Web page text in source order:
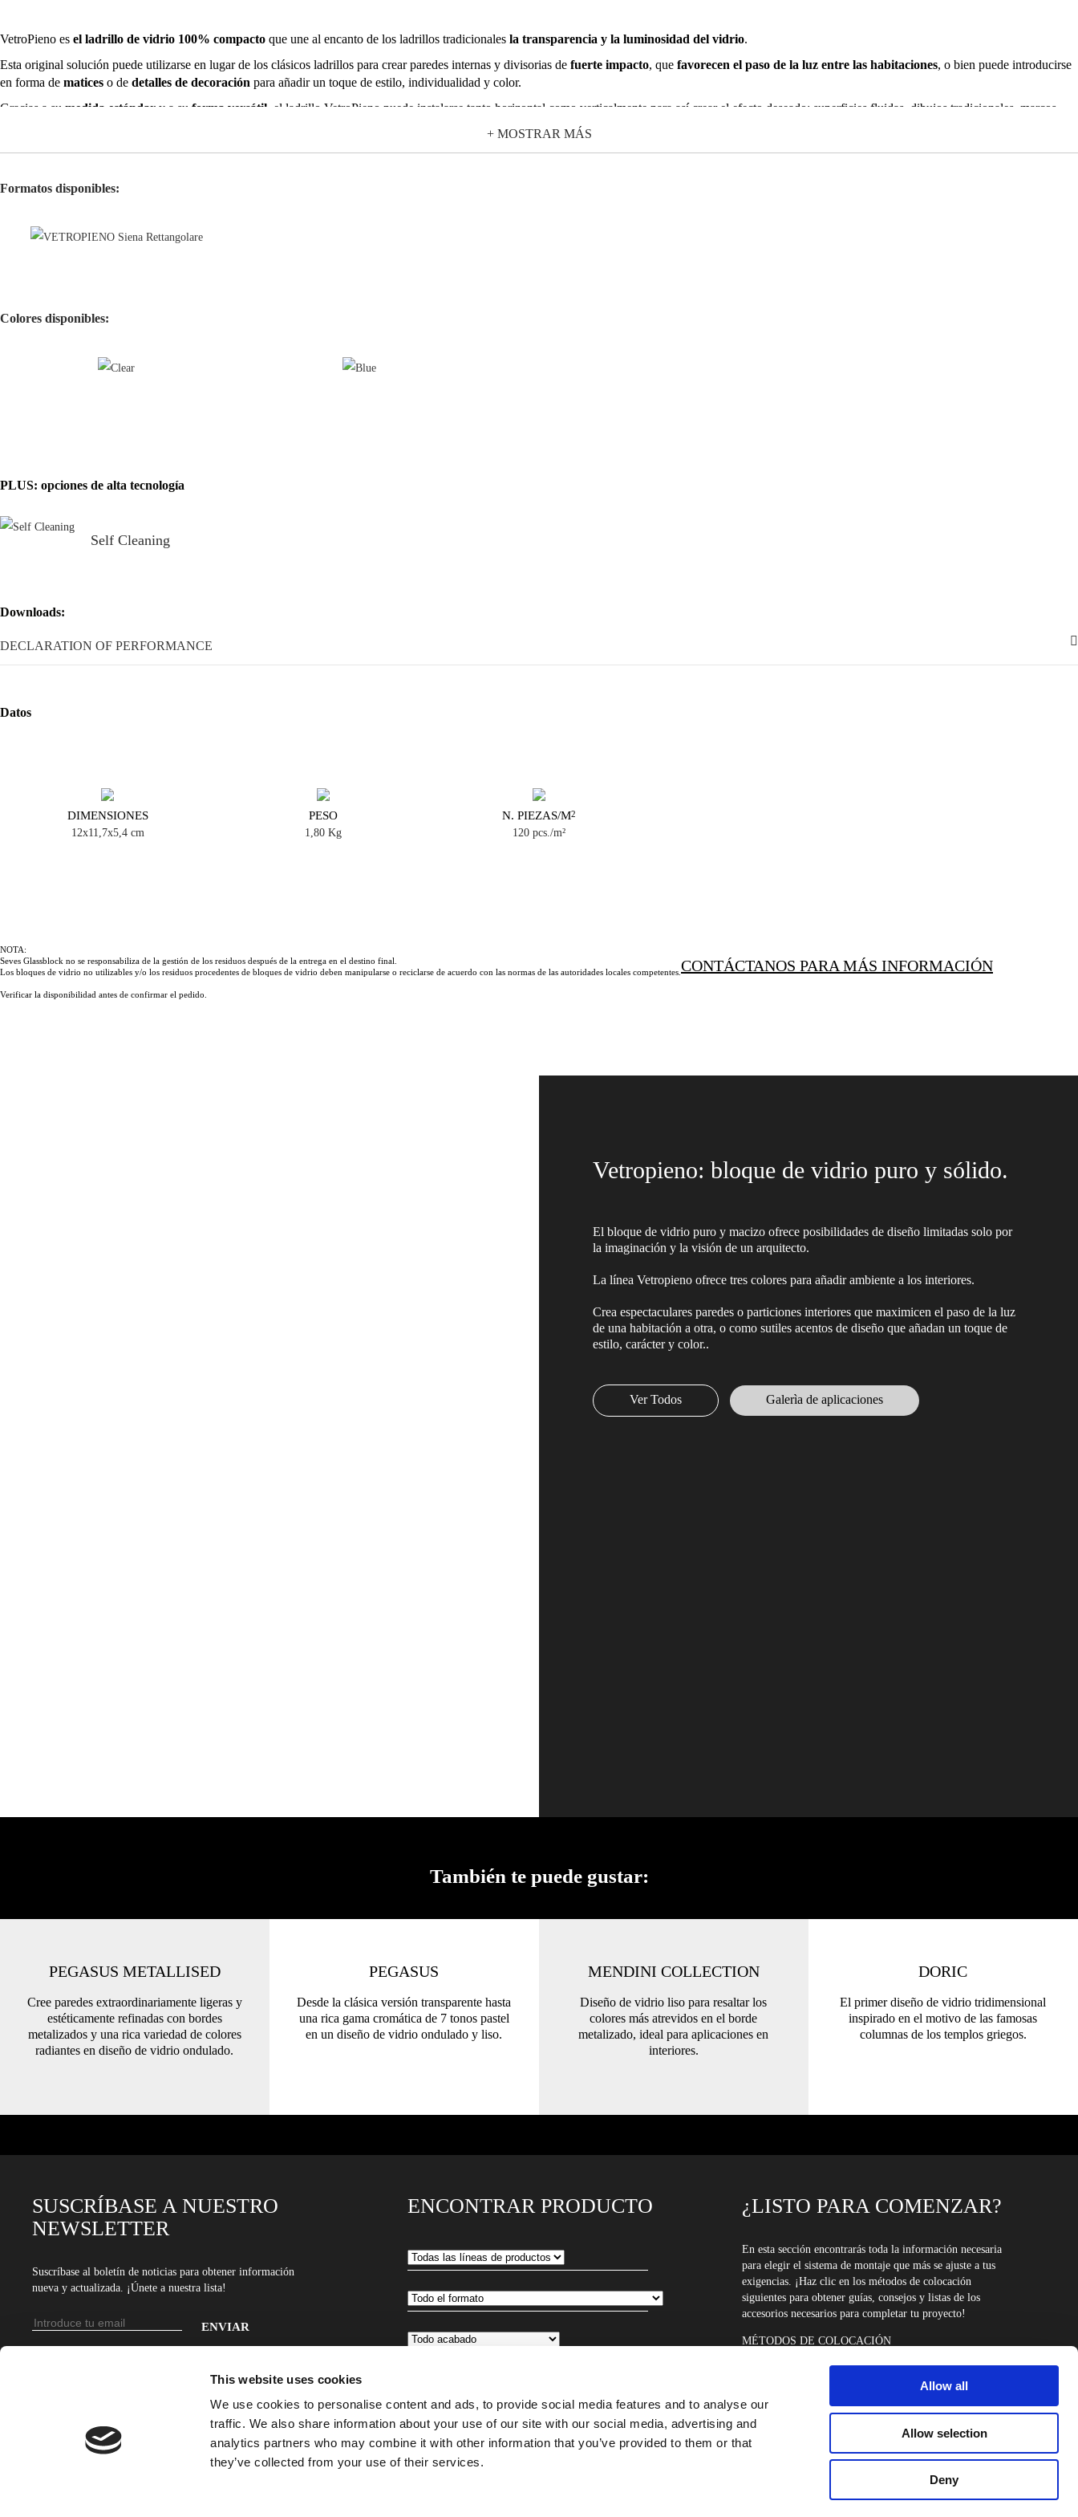
This website uses cookies
We use cookies to personalise content and ads, to provide social media features and to analyse our
traffic. We also share information about your use of our site with our social media, advertising and
analytics partners who may combine it with other information that you’ve provided to them or that
they’ve collected from your use of their services.
Allow all
Allow selection
Deny
VetroPieno es el ladrillo de vidrio 100% compacto que une al encanto de los ladrillos tradicionales la transparencia y la luminosidad del vidrio.
Esta original solución puede utilizarse en lugar de los clásicos ladrillos para crear paredes internas y divisorias de fuerte impacto, que favorecen el paso de la luz entre las habitaciones, o bien puede introducirse
en forma de matices o de detalles de decoración para añadir un toque de estilo, individualidad y color.
Gracias a su medida estándar y a su forma versátil , el ladrillo VetroPieno puede instalarse tanto horizontal como verticalmente para así crear el efecto deseado: superficies fluidas, dibujos tradicionales, marcos
Con respecto al clásico ladrillo de vidrio, VetroPieno es más pequeño en altura y anchura, y permite obtenerestructuras de vidrio más finas, queoptimizan el espacio de las habitacionesy añaden profundidad a
VetroPieno está disponible en 2 colores (siena y azul) y en la versión neutra.
+ MOSTRAR MÁS
Formatos disponibles:
Colores disponibles:
PLUS: opciones de alta tecnología
Self Cleaning
Downloads:
DECLARATION OF PERFORMANCE
Datos
DIMENSIONES
12x11,7x5,4 cm
PESO
1,80 Kg
N. PIEZAS/M2
120 pcs./m²
NOTA:
Seves Glassblock no se responsabiliza de la gestión de los residuos después de la entrega en el destino final.
Los bloques de vidrio no utilizables y/o los residuos procedentes de bloques de vidrio deben manipularse o reciclarse de acuerdo con las normas de las autoridades locales competentes.
Verificar la disponibilidad antes de confirmar el pedido.
CONTÁCTANOS PARA MÁS INFORMACIÓN
Vetropieno: bloque de vidrio puro y sólido.
El bloque de vidrio puro y macizo ofrece posibilidades de diseño limitadas solo por
la imaginación y la visión de un arquitecto.
La línea Vetropieno ofrece tres colores para añadir ambiente a los interiores.
Crea espectaculares paredes o particiones interiores que maximicen el paso de la luz
de una habitación a otra, o como sutiles acentos de diseño que añadan un toque de
estilo, carácter y color..
Ver Todos Galerìa de aplicaciones
También te puede gustar:
PEGASUS METALLISED
Cree paredes extraordinariamente ligeras y
estéticamente refinadas con bordes
metalizados y una rica variedad de colores
radiantes en diseño de vidrio ondulado.
PEGASUS
Desde la clásica versión transparente hasta
una rica gama cromática de 7 tonos pastel
en un diseño de vidrio ondulado y liso.
MENDINI COLLECTION
Diseño de vidrio liso para resaltar los
colores más atrevidos en el borde
metalizado, ideal para aplicaciones en
interiores.
DORIC
El primer diseño de vidrio tridimensional
inspirado en el motivo de las famosas
columnas de los templos griegos.
SUSCRÍBASE A NUESTRO
NEWSLETTER
Suscríbase al boletín de noticias para obtener información
nueva y actualizada. ¡Únete a nuestra lista!
Dirección
de
Introduce
ENCONTRAR PRODUCTO ¿LISTO PARA COMENZAR?
En esta sección encontrarás toda la información necesaria
para elegir el sistema de montaje que más se ajuste a tus
exigencias. ¡Haz clic en los métodos de colocación
siguientes para obtener guías, consejos y listas de los
accesorios necesarios para completar tu proyecto!
MÉTODOS DE COLOCACIÓN